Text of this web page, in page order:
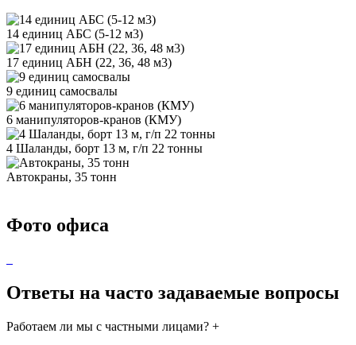
14 единиц АБС (5-12 м3)
17 единиц АБН (22, 36, 48 м3)
9 единиц самосвалы
6 манипуляторов-кранов (КМУ)
4 Шаланды, борт 13 м, г/п 22 тонны
Автокраны, 35 тонн
Фото офиса
Ответы на часто задаваемые вопросы
Работаем ли мы с частными лицами? +